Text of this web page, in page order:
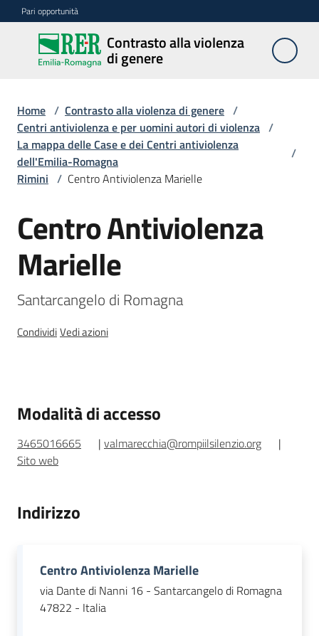
Vai al contenuto
Vai alla navigazione
Vai al footer
Pari opportunità
Contrasto alla violenza
di genere
Contrasto
alla
di genere
Centri
Azioni
Divulgazione
Normativa
opportunità
Novità
Leggi Atti Bandi
Home / Contrasto alla violenza di genere /
Centri antiviolenza e per uomini autori di violenza /
La mappa delle Case e dei Centri antiviolenza
dell'Emilia-Romagna
/
Rimini / Centro Antiviolenza Marielle
Salta al contenuto
Centro Antiviolenza
Marielle
Santarcangelo di Romagna
CondividiVedi azioni
Modalità di accesso
3465016665 | valmarecchia@rompiilsilenzio.org
|
Sito web
Indirizzo
Centro Antiviolenza Marielle
via Dante di Nanni 16 - Santarcangelo di Romagna
47822 - Italia